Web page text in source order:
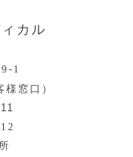
カル
1
窓口）